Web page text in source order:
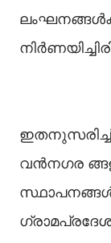
വൻനഗര